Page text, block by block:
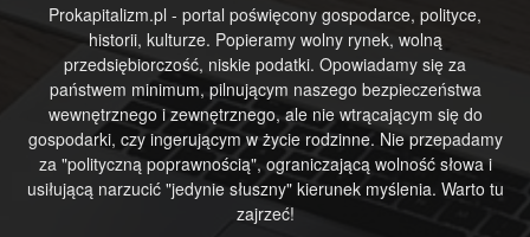
Prokapitalizm.pl - portal poświęcony gospodarce, polityce,
historii, kulturze. Popieramy wolny rynek, wolną
przedsiębiorczość, niskie podatki. Opowiadamy się za
państwem minimum, pilnującym naszego bezpieczeństwa
wewnętrznego i zewnętrznego, ale nie wtrącającym się do
gospodarki, czy ingerującym w życie rodzinne. Nie przepadamy
za "polityczną poprawnością", ograniczającą wolność słowa i
usiłującą narzucić "jedynie słuszny" kierunek myślenia. Warto tu
zajrzeć!